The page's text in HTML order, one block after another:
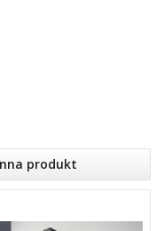
produkt